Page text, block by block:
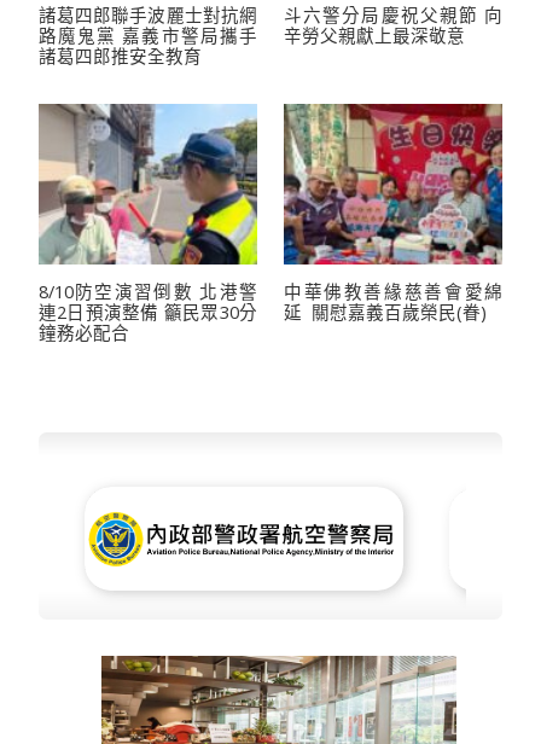
諸葛四郎聯手波麗士對抗網
路魔鬼黨 嘉義市警局攜手
諸葛四郎推安全教育
斗六警分局慶祝父親節 向
辛勞父親獻上最深敬意
8/10防空演習倒數 北港警
連2日預演整備 籲民眾30分
鐘務必配合
中華佛教善緣慈善會愛綿
延 關慰嘉義百歲榮民(眷)